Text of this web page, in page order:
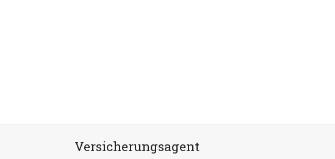
Versicherungsagent